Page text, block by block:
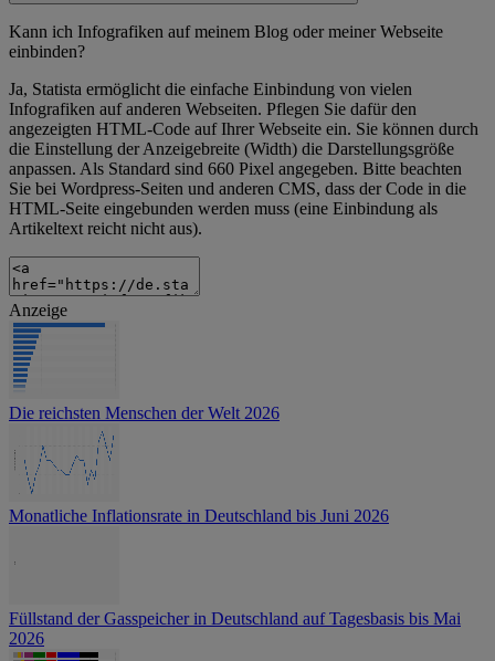
Kann ich Infografiken auf meinem Blog oder meiner Webseite
einbinden?
Ja, Statista ermöglicht die einfache Einbindung von vielen
Infografiken auf anderen Webseiten. Pflegen Sie dafür den
angezeigten HTML-Code auf Ihrer Webseite ein. Sie können durch
die Einstellung der Anzeigebreite (Width) die Darstellungsgröße
anpassen. Als Standard sind 660 Pixel angegeben. Bitte beachten
Sie bei Wordpress-Seiten und anderen CMS, dass der Code in die
HTML-Seite eingebunden werden muss (eine Einbindung als
Artikeltext reicht nicht aus).
Anzeige
Die reichsten Menschen der Welt 2026
Monatliche Inflationsrate in Deutschland bis Juni 2026
Füllstand der Gasspeicher in Deutschland auf Tagesbasis bis Mai
2026